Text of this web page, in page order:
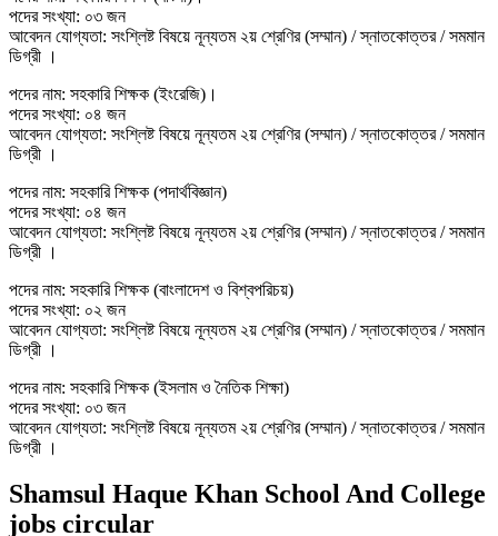
পদের সংখ্যা: ০৩ জন
আবেদন যোগ্যতা: সংশ্লিষ্ট বিষয়ে নূন্যতম ২য় শ্রেণির (সম্মান) / স্নাতকোত্তর / সমমান
ডিগ্রী ।
পদের নাম: সহকারি শিক্ষক (ইংরেজি)।
পদের সংখ্যা: ০৪ জন
আবেদন যোগ্যতা: সংশ্লিষ্ট বিষয়ে নূন্যতম ২য় শ্রেণির (সম্মান) / স্নাতকোত্তর / সমমান
ডিগ্রী ।
পদের নাম: সহকারি শিক্ষক (পদার্থবিজ্ঞান)
পদের সংখ্যা: ০৪ জন
আবেদন যোগ্যতা: সংশ্লিষ্ট বিষয়ে নূন্যতম ২য় শ্রেণির (সম্মান) / স্নাতকোত্তর / সমমান
ডিগ্রী ।
পদের নাম: সহকারি শিক্ষক (বাংলাদেশ ও বিশ্বপরিচয়)
পদের সংখ্যা: ০২ জন
আবেদন যোগ্যতা: সংশ্লিষ্ট বিষয়ে নূন্যতম ২য় শ্রেণির (সম্মান) / স্নাতকোত্তর / সমমান
ডিগ্রী ।
পদের নাম: সহকারি শিক্ষক (ইসলাম ও নৈতিক শিক্ষা)
পদের সংখ্যা: ০৩ জন
আবেদন যোগ্যতা: সংশ্লিষ্ট বিষয়ে নূন্যতম ২য় শ্রেণির (সম্মান) / স্নাতকোত্তর / সমমান
ডিগ্রী ।
Shamsul Haque Khan School And College
jobs circular